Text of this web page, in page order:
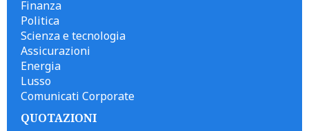
Finanza
Politica
Scienza e tecnologia
Assicurazioni
Energia
Lusso
Comunicati Corporate
QUOTAZIONI